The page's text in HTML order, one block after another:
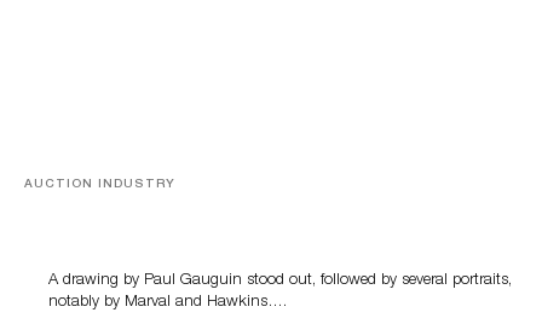
AUCTION INDUSTRY
A drawing by Paul Gauguin stood out, followed by several portraits,
notably by Marval and Hawkins….